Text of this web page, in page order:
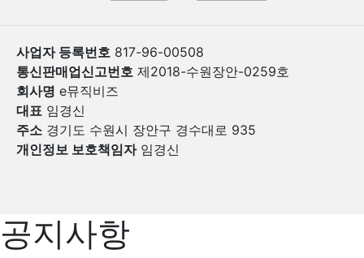
사업자 등록번호 817-96-00508
통신판매업신고번호 제2018-수원장안-0259호
회사명 e뮤직비즈
대표 임경신
주소 경기도 수원시 장안구 경수대로 935
개인정보 보호책임자임경신
공지사항